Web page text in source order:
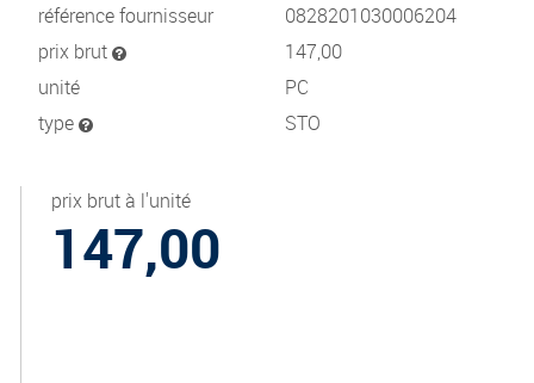
référence fournisseur
0828201030006204
prix brut
147,00
unité
PC
type
STO
prix brut à l'unité
147,00